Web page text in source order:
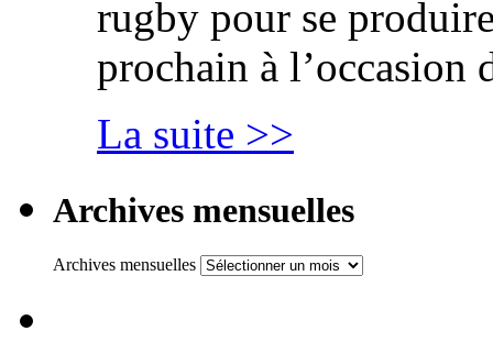
rugby pour se
prochain à
La suite >>
Archives mensuelles
Archives mensuelles